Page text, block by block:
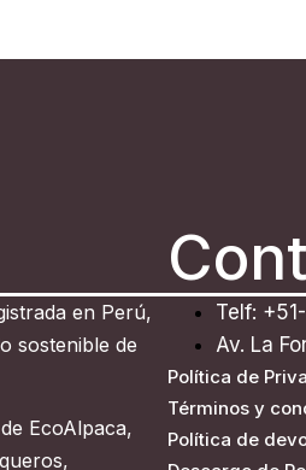
en Perú,
sostenible de
EcoAlpaca,
Telf:
Av. La
Política de
Términos y
Política de